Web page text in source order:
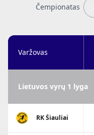
Čempionatas
Varžovas
Lietuvos vyrų 1 lyga
RK Šiauliai